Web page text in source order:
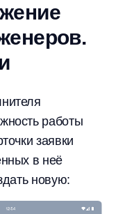
работы
заявки
в неё
новую: